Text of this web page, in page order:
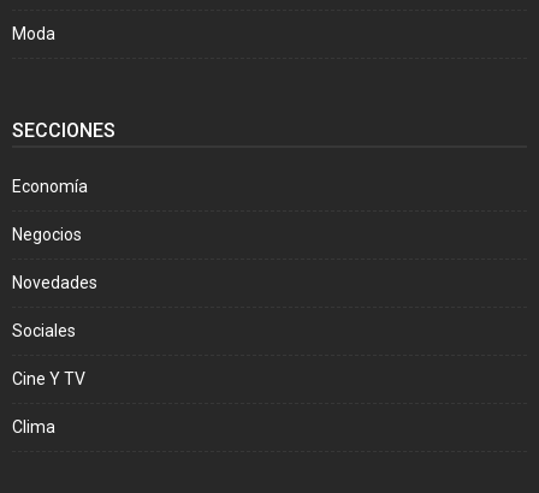
Moda
SECCIONES
Economía
Negocios
Novedades
Sociales
Cine Y TV
Clima